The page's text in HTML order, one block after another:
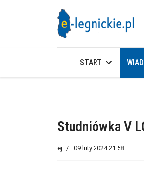
START
Studniówka V
ej 09 luty 2024 21:58